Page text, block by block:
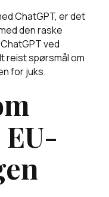
ChatGPT, er det
den raske
ved
reist spørsmål om
for juks.